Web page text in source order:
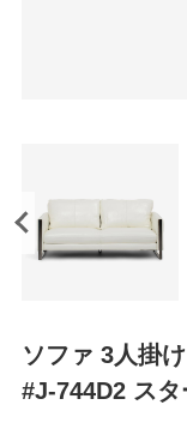
ソファ 3人掛
#J-744D2 ス